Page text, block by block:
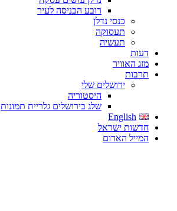
רובע הכניסה לעיר
כנסי נדלן
תעסוקה
תעשיה
דעות
מזג האוויר
תרבות
ירושלים שלי
היסטוריה
שלג בירושלים גלריית תמונות
English
חדשות ישראל
המייל האדום